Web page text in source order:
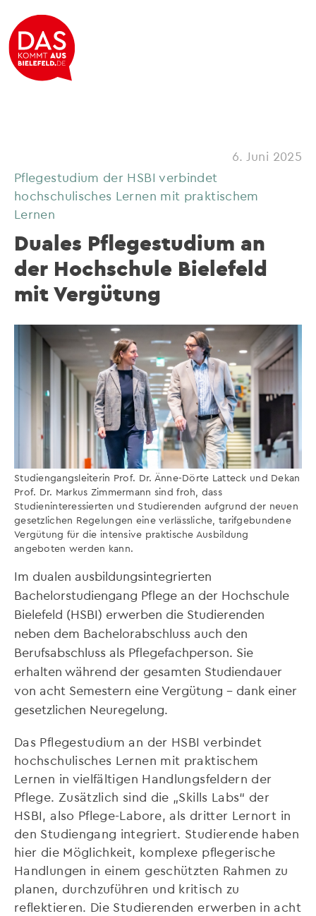
6. Juni 2025
Pflegestudium der HSBI verbindet
hochschulisches Lernen mit praktischem
Lernen
Duales Pflegestudium an
der Hochschule Bielefeld
mit Vergütung
Studiengangsleiterin Prof. Dr. Änne-Dörte Latteck und Dekan
Prof. Dr. Markus Zimmermann sind froh, dass
Studieninteressierten und Studierenden aufgrund der neuen
gesetzlichen Regelungen eine verlässliche, tarifgebundene
Vergütung für die intensive praktische Ausbildung
angeboten werden kann.
Im dualen ausbildungsintegrierten
Bachelorstudiengang Pflege an der Hochschule
Bielefeld (HSBI) erwerben die Studierenden
neben dem Bachelorabschluss auch den
Berufsabschluss als Pflegefachperson. Sie
erhalten während der gesamten Studiendauer
von acht Semestern eine Vergütung – dank einer
gesetzlichen Neuregelung.
Das Pflegestudium an der HSBI verbindet
hochschulisches Lernen mit praktischem
Lernen in vielfältigen Handlungsfeldern der
Pflege. Zusätzlich sind die „Skills Labs“ der
HSBI, also Pflege-Labore, als dritter Lernort in
den Studiengang integriert. Studierende haben
hier die Möglichkeit, komplexe pflegerische
Handlungen in einem geschützten Rahmen zu
planen, durchzuführen und kritisch zu
reflektieren. Die Studierenden erwerben in acht